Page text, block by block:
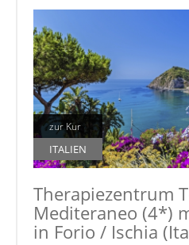
zur Kur
ITALIEN
Therapiezentrum
Mediteraneo (4*)
in Forio / Ischia